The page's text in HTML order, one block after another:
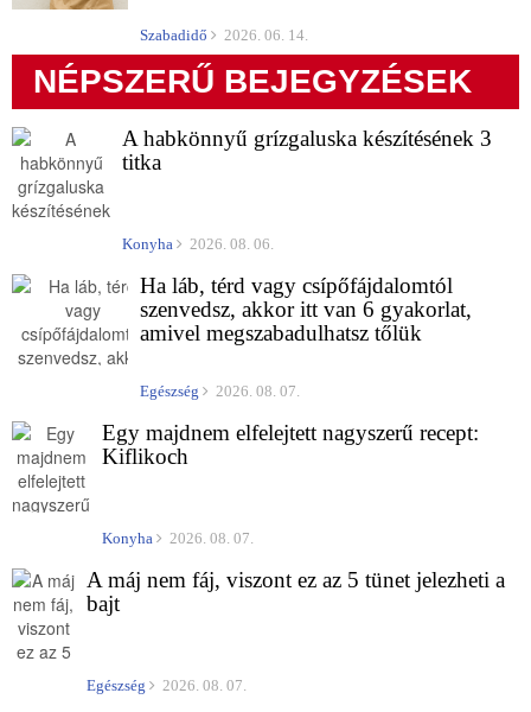
Szabadidő 2026. 06. 14.
NÉPSZERŰ BEJEGYZÉSEK
A habkönnyű grízgaluska készítésének 3
titka
Konyha 2026. 08. 06.
Ha láb, térd vagy csípőfájdalomtól
szenvedsz, akkor itt van 6 gyakorlat,
amivel megszabadulhatsz tőlük
Egészség 2026. 08. 07.
Egy majdnem elfelejtett nagyszerű recept:
Kiflikoch
Konyha 2026. 08. 07.
A máj nem fáj, viszont ez az 5 tünet jelezheti a
bajt
Egészség 2026. 08. 07.